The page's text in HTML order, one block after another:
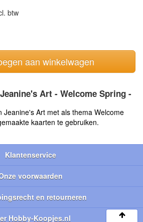
btw
aan winkelwagen
Art - Welcome Spring -
Jeanine's Art met als thema Welcome
kaarten te gebruiken.
Klantenservice
voorwaarden
en retourneren
Hobby-Koopjes.nl